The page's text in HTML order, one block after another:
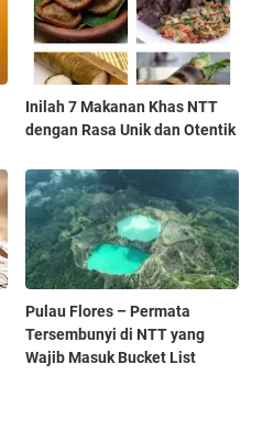
Inilah 7 Makanan Khas NTT
dengan Rasa Unik dan Otentik
Pulau Flores – Permata
Tersembunyi di NTT yang
Wajib Masuk Bucket List